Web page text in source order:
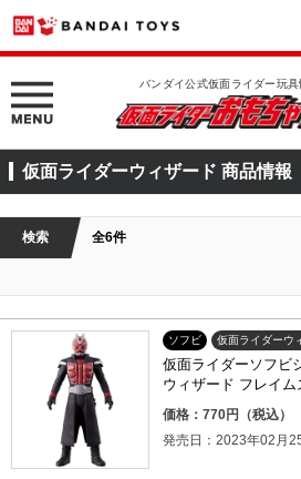
バンダイ公式仮面ライダー玩具
仮面ライダーウィザード 商品情報
検索 全6件
ソフビ 仮面ライダーウ
仮面ライダーソフ
ウィザード フレイム
価格：770円（税込）
発売日：2023年02月